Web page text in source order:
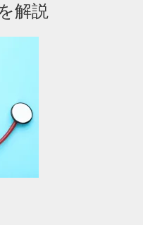
解説